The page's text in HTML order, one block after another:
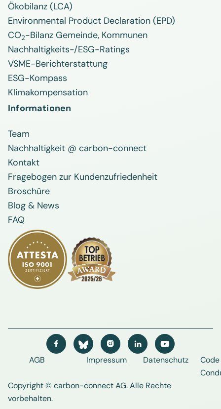
Ökobilanz (LCA)
Environmental Product Declaration (EPD)
CO2-Bilanz Gemeinde, Kommunen
Nachhaltigkeits-/ESG-Ratings
VSME-Berichterstattung
ESG-Kompass
Klimakompensation
Informationen
Team
Nachhaltigkeit @ carbon-connect
Kontakt
Fragebogen zur Kundenzufriedenheit
Broschüre
Blog & News
FAQ
Copyright © carbon-connect AG. Alle Rechte
vorbehalten.
AGB Impressum Datenschutz
   